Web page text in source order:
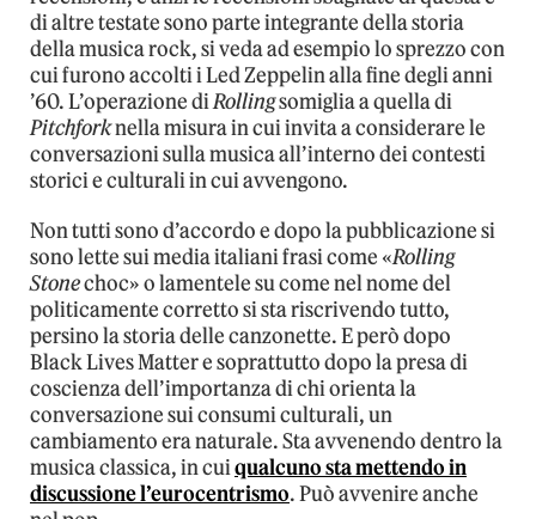
di altre testate sono parte integrante della storia
della musica rock, si veda ad esempio lo sprezzo con
cui furono accolti i Led Zeppelin alla fine degli anni
’60. L’operazione diRollingsomiglia a quella di
Pitchforknella misura in cui invita a considerare le
conversazioni sulla musica all’interno dei contesti
storici e culturali in cui avvengono.
Non tutti sono d’accordo e dopo la pubblicazione si
sono lette sui media italiani frasi come «Rolling
Stonechoc» o lamentele su come nel nome del
politicamente corretto si sta riscrivendo tutto,
persino la storia delle canzonette. E però dopo
Black Lives Matter e soprattutto dopo la presa di
coscienza dell’importanza di chi orienta la
conversazione sui consumi culturali, un
cambiamento era naturale. Sta avvenendo dentro la
musica classica, in cuiqualcuno sta mettendo in
discussione l’eurocentrismo. Può avvenire anche